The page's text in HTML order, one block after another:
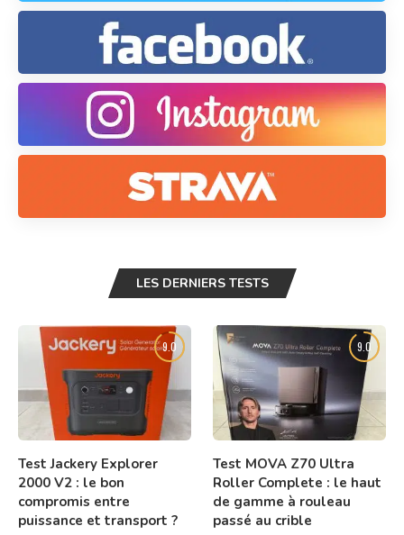
LES DERNIERS TESTS
9.0
Test Jackery Explorer
2000 V2 : le bon
compromis entre
puissance et transport ?
9.0
Test MOVA Z70 Ultra
Roller Complete : le haut
de gamme à rouleau
passé au crible